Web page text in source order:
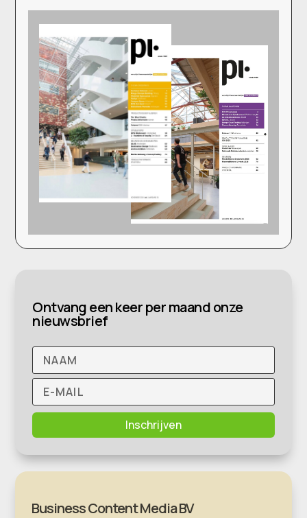
Ontvang een keer per maand onze
nieuwsbrief
Inschrijven
Business Content Media BV